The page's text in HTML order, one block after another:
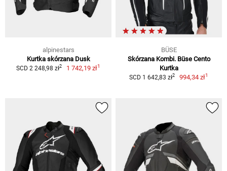
alpinestars
Kurtka skórzana Dusk
SCD 2 248,98 zł2 1 742,19 zł1
BÜSE
Skórzana Kombi. Büse Cento
Kurtka
SCD 1 642,83 zł2 994,34 zł1